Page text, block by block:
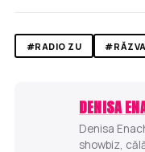
#RADIO ZU
DENISA
Denisa
showbiz,